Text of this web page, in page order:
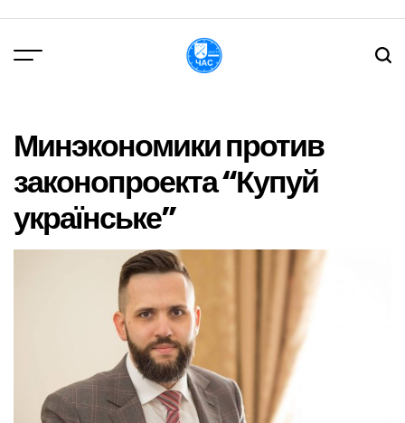
вмісту
Минэкономики против
законопроекта “Купуй
українське”